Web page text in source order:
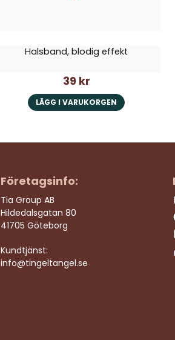
Halsband, blodig effekt
39 kr
LÄGG I VARUKORGEN
Företagsinfo:
Tia Group AB
Hildedalsgatan 80
41705 Göteborg
Kundtjänst:
info@tingeltangel.se